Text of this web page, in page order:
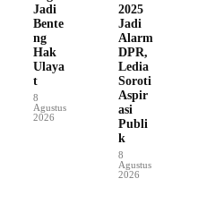
Jadi
Bente
ng
Hak
Ulaya
t
8
Agustus
2026
2025
Jadi
Alarm
DPR,
Ledia
Soroti
Aspir
asi
Publi
k
8
Agustus
2026